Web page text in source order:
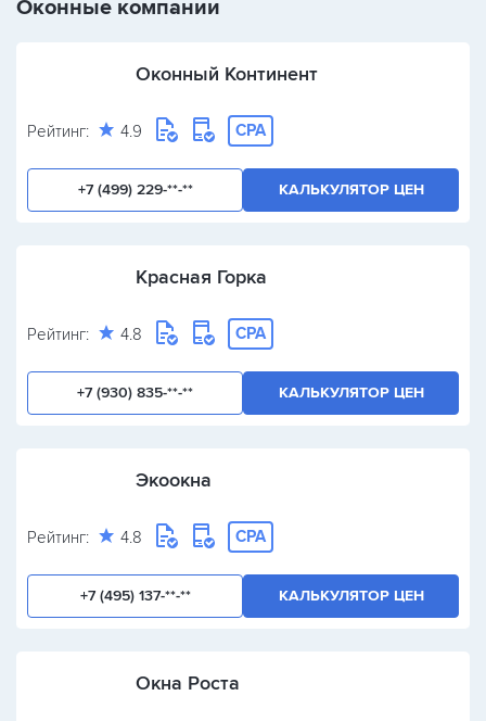
Оконные компании
Оконный Континент
Рейтинг: 4.9 CPA
+7 (499) 229-**-** КАЛЬКУЛЯТОР ЦЕН
Красная Горка
Рейтинг: 4.8 CPA
+7 (930) 835-**-** КАЛЬКУЛЯТОР ЦЕН
Экоокна
Рейтинг: 4.8 CPA
+7 (495) 137-**-** КАЛЬКУЛЯТОР ЦЕН
Окна Роста